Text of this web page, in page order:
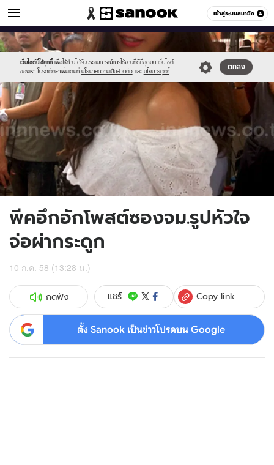
เข้าสู่ระบบสมาชิก
ข่าวบันเทิง หมวดอื่นๆ
เว็บไซต์นี้ใช้คุกกี้ เพื่อให้ท่านได้รับประสบการณ์การใช้งานที่ดีที่สุดบน เว็บไซต์
ของเรา โปรดศึกษาเพิ่มเติมที่ นโยบายความเป็นส่วนตัว และ นโยบายคุกกี้
ตกลง
Sanook
//s.isanook.com/sr/0/images/logo-
new-
sanook.png
600
60
//s.isanook.com/ns/0/ud/365/1827442/630989-
01.jpg
พีคอึกอักโพสต์ซองจม.รูปหัวใจ
จ่อผ่ากระดูก
10 ก.ค. 58 (13:28 น.)
กดฟัง แชร์ Copy link
ตั้ง Sanook เป็นข่าวโปรดบน Google